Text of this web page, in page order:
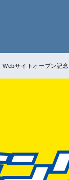
セット 蒲焼
サイトオープン記